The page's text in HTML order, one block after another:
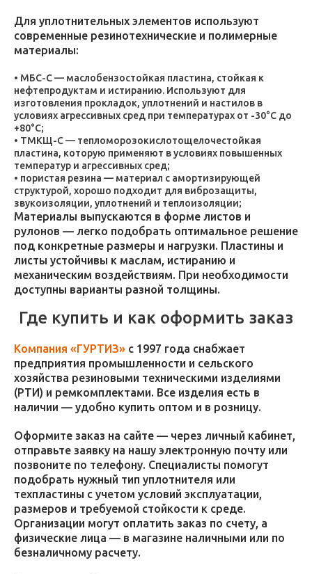
Для уплотнительных элементов используют
современные резинотехнические и полимерные
материалы:
МБС-С — маслобензостойкая пластина, стойкая к
нефтепродуктам и истиранию. Используют для
изготовления прокладок, уплотнений и настилов в
условиях агрессивных сред при температурах от -30°C до
+80°C;
ТМКЩ-С — тепломорозокислотощелочестойкая
пластина, которую применяют в условиях повышенных
температур и агрессивных сред;
пористая резина — материал с амортизирующей
структурой, хорошо подходит для виброзащиты,
звукоизоляции, уплотнений и теплоизоляции;
Материалы выпускаются в форме листов и
рулонов — легко подобрать оптимальное решение
под конкретные размеры и нагрузки. Пластины и
листы устойчивы к маслам, истиранию и
механическим воздействиям. При необходимости
доступны варианты разной толщины.
Где купить и как оформить заказ
Компания «ГУРТИЗ» с 1997 года снабжает
предприятия промышленности и сельского
хозяйства резиновыми техническими изделиями
(РТИ) и ремкомплектами. Все изделия есть в
наличии — удобно купить оптом и в розницу.
Оформите заказ на сайте — через личный кабинет,
отправьте заявку на нашу электронную почту или
позвоните по телефону. Специалисты помогут
подобрать нужный тип уплотнителя или
техпластины с учетом условий эксплуатации,
размеров и требуемой стойкости к среде.
Организации могут оплатить заказ по счету, а
физические лица — в магазине наличными или по
безналичному расчету.